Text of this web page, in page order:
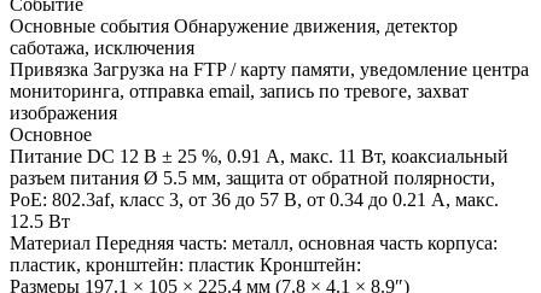
Событие
Основные события Обнаружение движения, детектор
саботажа, исключения
Привязка Загрузка на FTP / карту памяти, уведомление центра
мониторинга, отправка email, запись по тревоге, захват
изображения
Основное
Питание DC 12 В ± 25 %, 0.91 А, макс. 11 Вт, коаксиальный
разъем питания Ø 5.5 мм, защита от обратной полярности,
PoE: 802.3af, класс 3, от 36 до 57 В, от 0.34 до 0.21 А, макс.
12.5 Вт
Материал Передняя часть: металл, основная часть корпуса:
пластик, кронштейн: пластик Кронштейн:
Размеры 197.1 × 105 × 225.4 мм (7.8 × 4.1 × 8.9″)